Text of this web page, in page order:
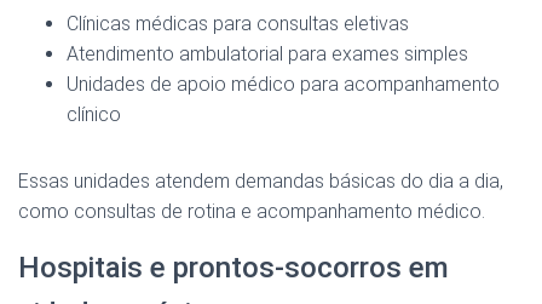
Clínicas médicas para consultas eletivas
Atendimento ambulatorial para exames simples
Unidades de apoio médico para acompanhamento
clínico
Essas unidades atendem demandas básicas do dia a dia,
como consultas de rotina e acompanhamento médico.
Hospitais e prontos-socorros em